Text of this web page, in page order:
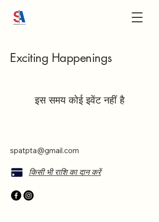
Exciting Happenings
इस समय कोई इवेंट नहीं है
spatpta@gmail.com
किसी भी राशि का दान करें